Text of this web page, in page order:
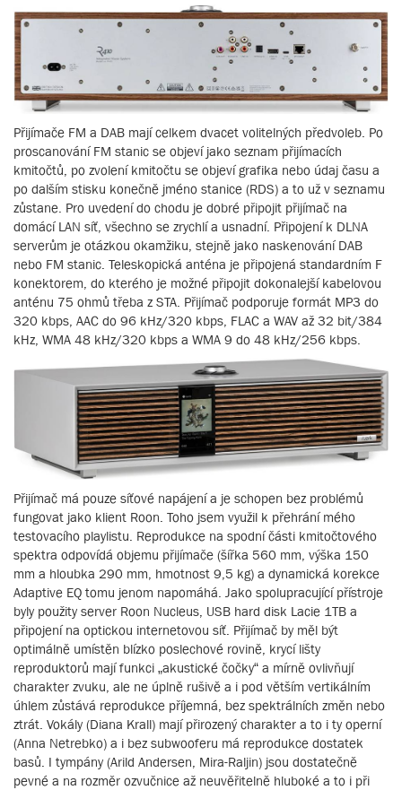
Přijímače FM a DAB mají celkem dvacet volitelných předvoleb. Po
proscanování FM stanic se objeví jako seznam přijímacích
kmitočtů, po zvolení kmitočtu se objeví grafika nebo údaj času a
po dalším stisku konečně jméno stanice (RDS) a to už v seznamu
zůstane. Pro uvedení do chodu je dobré připojit přijímač na
domácí LAN síť, všechno se zrychlí a usnadní. Připojení k DLNA
serverům je otázkou okamžiku, stejně jako naskenování DAB
nebo FM stanic. Teleskopická anténa je připojená standardním F
konektorem, do kterého je možné připojit dokonalejší kabelovou
anténu 75 ohmů třeba z STA. Přijímač podporuje formát MP3 do
320 kbps, AAC do 96 kHz/320 kbps, FLAC a WAV až 32 bit/384
kHz, WMA 48 kHz/320 kbps a WMA 9 do 48 kHz/256 kbps.
Přijímač má pouze síťové napájení a je schopen bez problémů
fungovat jako klient Roon. Toho jsem využil k přehrání mého
testovacího playlistu. Reprodukce na spodní části kmitočtového
spektra odpovídá objemu přijímače (šířka 560 mm, výška 150
mm a hloubka 290 mm, hmotnost 9,5 kg) a dynamická korekce
Adaptive EQ tomu jenom napomáhá. Jako spolupracující přístroje
byly použity server Roon Nucleus, USB hard disk Lacie 1TB a
připojení na optickou internetovou síť. Přijímač by měl být
optimálně umístěn blízko poslechové rovině, krycí lišty
reproduktorů mají funkci „akustické čočky“ a mírně ovlivňují
charakter zvuku, ale ne úplně rušivě a i pod větším vertikálním
úhlem zůstává reprodukce příjemná, bez spektrálních změn nebo
ztrát. Vokály (Diana Krall) mají přirozený charakter a to i ty operní
(Anna Netrebko) a i bez subwooferu má reprodukce dostatek
basů. I tympány (Arild Andersen, Mira-Raljin) jsou dostatečně
pevné a na rozměr ozvučnice až neuvěřitelně hluboké a to i při